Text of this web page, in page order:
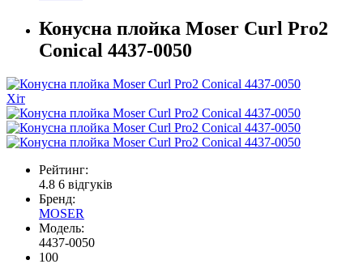
Конусна плойка Moser Curl Pro2
Conical 4437-0050
Хіт
Рейтинг:
4.8 6 відгуків
Бренд:
MOSER
Модель:
4437-0050
100